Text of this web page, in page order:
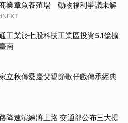
業章魚養殖場 動物福利爭議未解
工業於七股科技工業區投資5.1億擴
南
立秋傳愛慶父親節歌仔戲傳承經典
降速演練將上路 交通部公布三大提